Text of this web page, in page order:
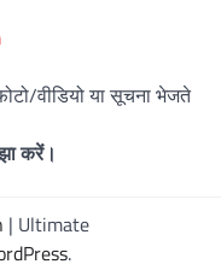
वीडियो या सूचना भेजते
करें।
| Ultimate
.